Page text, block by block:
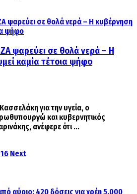
ψαρεύει σε θολά νερά – Η
καμία τέτοια ψήφο
για την υγεία, ο
και κυβερνητικός
ανέφερε ότι ...
16 Next